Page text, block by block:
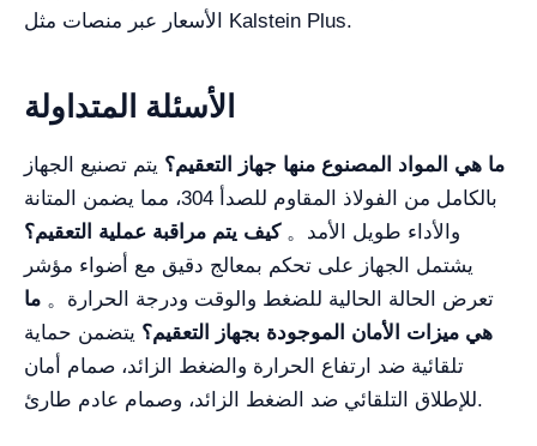
الأسعار عبر منصات مثل Kalstein Plus.
الأسئلة المتداولة
ما هي المواد المصنوع منها جهاز التعقيم؟ يتم تصنيع الجهاز
بالكامل من الفولاذ المقاوم للصدأ 304، مما يضمن المتانة
والأداء طويل الأمد。كيف يتم مراقبة عملية التعقيم؟
يشتمل الجهاز على تحكم بمعالج دقيق مع أضواء مؤشر
تعرض الحالة الحالية للضغط والوقت ودرجة الحرارة。 ما
هي ميزات الأمان الموجودة بجهاز التعقيم؟ يتضمن حماية
تلقائية ضد ارتفاع الحرارة والضغط الزائد، صمام أمان
للإطلاق التلقائي ضد الضغط الزائد، وصمام عادم طارئ.